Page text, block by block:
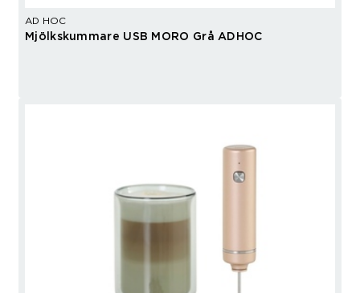
AD HOC
Mjölkskummare USB MORO Grå ADHOC